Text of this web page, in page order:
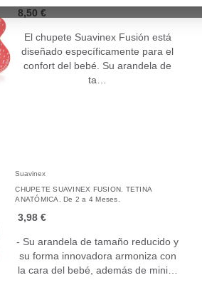
8,50 €
El chupete Suavinex Fusión está
diseñado específicamente para el
confort del bebé. Su arandela de
ta…
Suavinex
CHUPETE SUAVINEX FUSION. TETINA
ANATÓMICA. De 2 a 4 Meses.
3,98 €
- Su arandela de tamaño reducido y
su forma innovadora armoniza con
la cara del bebé, además de mini…